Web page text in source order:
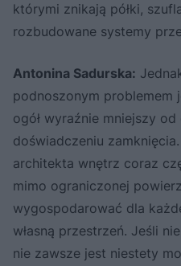
którymi znikają półki,
rozbudowane systemy
Antonina Sadurska:
podnoszonym problemem
ogół wyraźnie mniejszy
doświadczeniu
architekta wnętrz coraz
mimo ograniczonej
wygospodarować dla
własną przestrzeń. Jeśli
nie zawsze jest niestety